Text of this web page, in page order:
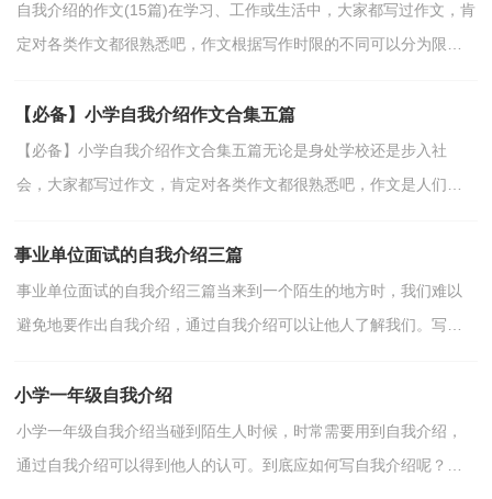
自我介绍的作文(15篇)在学习、工作或生活中，大家都写过作文，肯
定对各类作文都很熟悉吧，作文根据写作时限的不同可以分为限时
【必备】小学自我介绍作文合集五篇
【必备】小学自我介绍作文合集五篇无论是身处学校还是步入社
会，大家都写过作文，肯定对各类作文都很熟悉吧，作文是人们把
事业单位面试的自我介绍三篇
事业单位面试的自我介绍三篇当来到一个陌生的地方时，我们难以
避免地要作出自我介绍，通过自我介绍可以让他人了解我们。写自
小学一年级自我介绍
小学一年级自我介绍当碰到陌生人时候，时常需要用到自我介绍，
通过自我介绍可以得到他人的认可。到底应如何写自我介绍呢？下